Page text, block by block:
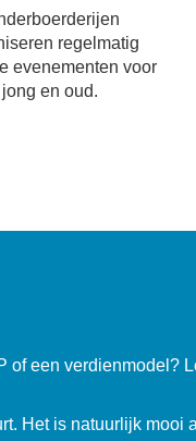
regelmatig
evenementen voor
jong en oud.
of een verdienmodel?
Het is natuurlijk